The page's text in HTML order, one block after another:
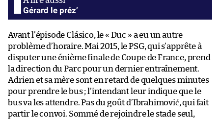
Gérard le préz’
Avant l’épisode Clásico, le « Duc » a eu un autre
problème d’horaire. Mai 2015, le PSG, qui s’apprête à
disputer une énième finale de Coupe de France, prend
la direction du Parc pour un dernier entraînement.
Adrien et sa mère sont en retard de quelques minutes
pour prendre le bus ; l’intendant leur indique que le
bus va les attendre. Pas du goût d’Ibrahimović, qui fait
partir le convoi. Sommé de rejoindre le stade seul,